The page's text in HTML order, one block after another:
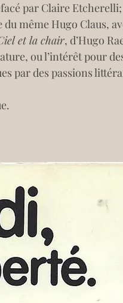
par Claire
du même Hugo Claus,
et la chair, d’Hugo
par des passions